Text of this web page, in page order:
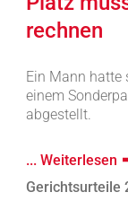
rechnen
Ein Mann hatte
einem
abgestellt.
... Weiterlesen
Gerichtsurteile